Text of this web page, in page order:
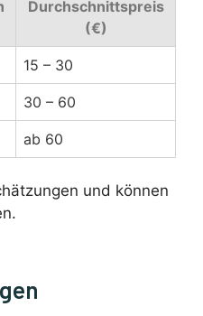
Durchschnittspreis
(€)
15 – 30
30 – 60
ab 60
und können